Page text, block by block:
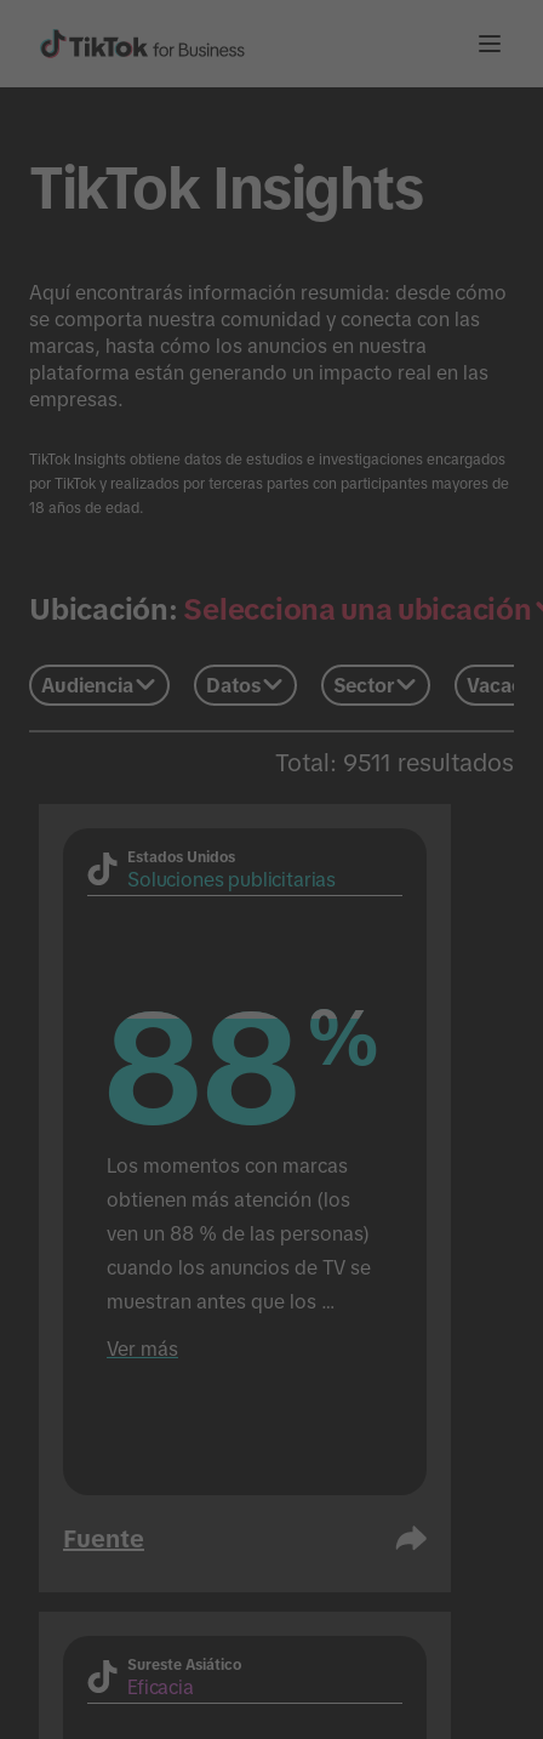
TikTok Insights
Aquí encontrarás información resumida: desde cómo
se comporta nuestra comunidad y conecta con las
marcas, hasta cómo los anuncios en nuestra
plataforma están generando un impacto real en las
empresas.
TikTok Insights obtiene datos de estudios e investigaciones encargados
por TikTok y realizados por terceras partes con participantes mayores de
18 años de edad.
Ubicación: Selecciona una ubicación
Audiencia Datos Sector
Total: 9511 resultados
Estados Unidos
Soluciones publicitarias
88%
88%
Los momentos con marcas
obtienen más atención (los
ven un 88 % de las personas)
cuando los anuncios de TV se
muestran antes que los
anuncios en TikTok (en
Ver más
Fuente
Sureste Asiático
Eficacia